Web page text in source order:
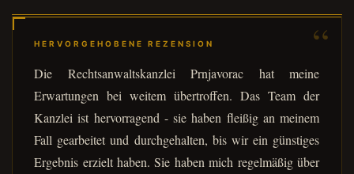
HERVORGEHOBENE REZENSION
Die Rechtsanwaltskanzlei Prnjavorac hat meine
Erwartungen bei weitem übertroffen. Das Team der
Kanzlei ist hervorragend - sie haben fleißig an meinem
Fall gearbeitet und durchgehalten, bis wir ein günstiges
Ergebnis erzielt haben. Sie haben mich regelmäßig über